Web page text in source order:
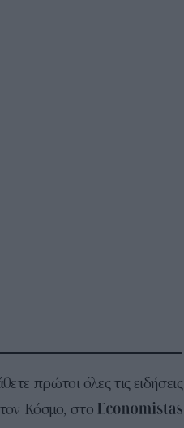
πρώτοι όλες τις ειδήσεις
Κόσμο, στο